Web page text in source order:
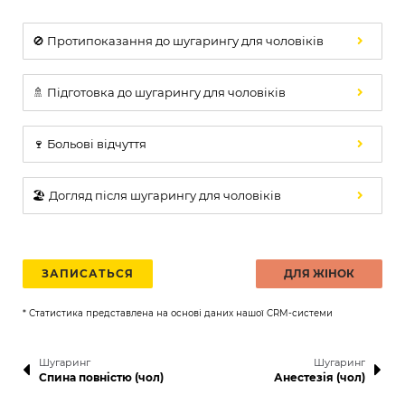
🚫 Протипоказання до шугарингу для чоловіків
🚿 Підготовка до шугарингу для чоловіків
🍷 Больові відчуття
🏖️ Догляд після шугарингу для чоловіків
ЗАПИСАТЬСЯ ДЛЯ ЖІНОК
* Статистика представлена на основі даних нашої CRM-системи
Шугаринг
Спина повністю (чол)
Шугаринг
Анестезія (чол)